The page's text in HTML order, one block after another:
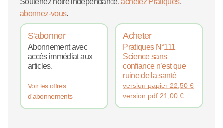
Soutenez notre indépendance,achetez Pratiques,
abonnez-vous.
S'abonner
Abonnement avec
accès immédiat aux
articles.
Voir les offres
d'abonnements
Acheter
Pratiques N°111
Science sans
confiance n’est que
ruine de la santé
version papier 22,50€
version pdf 21,00€